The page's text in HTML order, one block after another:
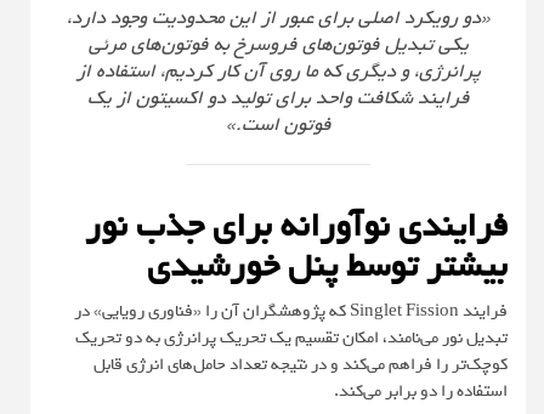
«دو رویکرد اصلی برای عبور از این محدودیت وجود دارد،
یکی تبدیل فوتون‌های فروسرخ به فوتون‌های مرئی
پرانرژی، و دیگری که ما روی آن کار کردیم، استفاده از
فرایند شکافت واحد برای تولید دو اکسیتون از یک
فوتون است.»
فرایندی نوآورانه برای جذب نور
بیشتر توسط پنل خورشیدی
فرایند Singlet Fission که پژوهشگران آن را «فناوری رویایی» در
تبدیل نور می‌نامند، امکان تقسیم یک تحریک پرانرژی به دو تحریک
کوچک‌تر را فراهم می‌کند و در نتیجه تعداد حامل‌های انرژی قابل
استفاده را دو برابر می‌کند.